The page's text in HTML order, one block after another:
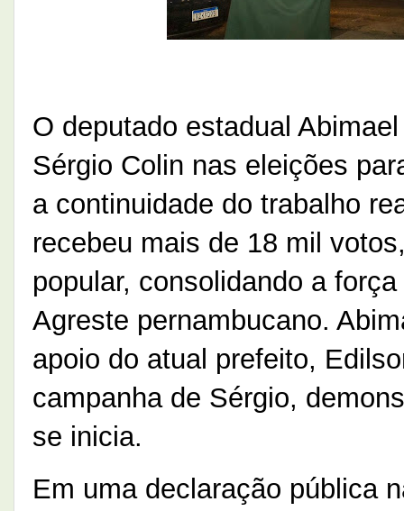
O deputado estadual
Sérgio Colin nas eleições
a continuidade do trabalho
recebeu mais de 18 mil
popular, consolidando a
Agreste pernambucano.
apoio do atual prefeito,
campanha de Sérgio,
se inicia.
Em uma declaração pública